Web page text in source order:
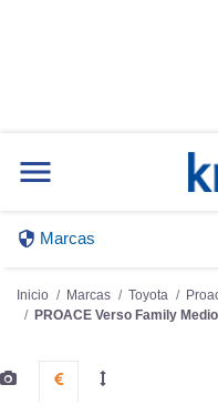
Marcas
Inicio Marcas Toyota
PROACE Verso Family